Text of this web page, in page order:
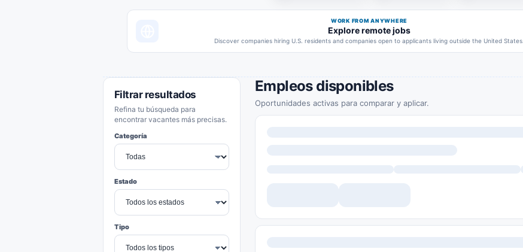
WORK FROM ANYWHERE
Explore remote jobs
Discover companies hiring U.S. residents and companies open to applicants living outside the United States.
Filtrar resultados
Refina tu búsqueda para
encontrar vacantes más precisas.
Categoría
Estado
Tipo
Empleos disponibles
Oportunidades activas para comparar y aplicar.